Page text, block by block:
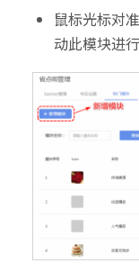
鼠标光标对
动此模块进